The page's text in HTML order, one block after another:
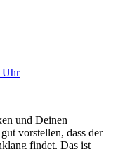
Uhr
und Deinen
vorstellen, dass der
findet. Das ist